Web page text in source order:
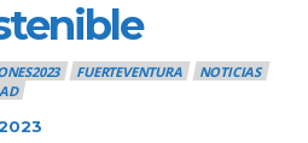
FUERTEVENTURA
NOTICIAS